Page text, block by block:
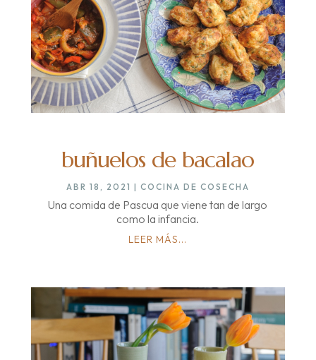
buñuelos de bacalao
ABR 18, 2021 | COCINA DE COSECHA
Una comida de Pascua que viene tan de largo
como la infancia.
LEER MÁS...